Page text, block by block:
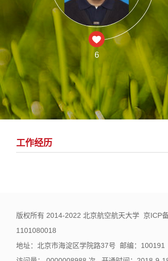
6
工作经历
版权所有 2014-2022 北京航空航天大学 京ICP
1101080018
地址：北京市海淀区学院路37号 邮编：